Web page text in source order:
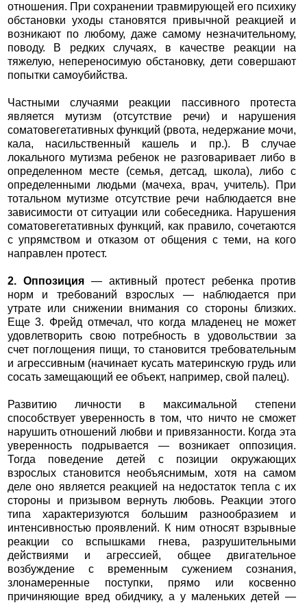
отношения. При сохранении травмирующей его психику
обстановки уходы становятся привычной реакцией и
возникают по любому, даже самому незначительному,
поводу. В редких случаях, в качестве реакции на
тяжелую, непереносимую обстановку, дети совершают
попытки самоубийства.
Частными случаями реакции пассивного протеста
является мутизм (отсутствие речи) и нарушения
соматовегетативных функций (рвота, недержание мочи,
кала, насильственный кашель и пр.). В случае
локального мутизма ребенок не разговаривает либо в
определенном месте (семья, детсад, школа), либо с
определенными людьми (мачеха, врач, учитель). При
тотальном мутизме отсутствие речи наблюдается вне
зависимости от ситуации или собеседника. Нарушения
соматовегетативных функций, как правило, сочетаются
с упрямством и отказом от общения с теми, на кого
направлен протест.
2. Оппозиция— активный протест ребенка против
норм и требований взрослых — наблюдается при
утрате или снижении внимания со стороны близких.
Еще 3. Фрейд отмечал, что когда младенец не может
удовлетворить свою потребность в удовольствии за
счет поглощения пищи, то становится требовательным
и агрессивным (начинает кусать материнскую грудь или
сосать замещающий ее объект, например, свой палец).
Развитию личности в максимальной степени
способствует уверенность в том, что ничто не сможет
нарушить отношений любви и привязанности. Когда эта
уверенность подрывается — возникает оппозиция.
Тогда поведение детей с позиции окружающих
взрослых становится необъяснимым, хотя на самом
деле оно является реакцией на недостаток тепла с их
стороны и призывом вернуть любовь. Реакции этого
типа характеризуются большим разнообразием и
интенсивностью проявлений. К ним относят взрывные
реакции со вспышками гнева, разрушительными
действиями и агрессией, общее двигательное
возбуждение с временным сужением сознания,
злонамеренные поступки, прямо или косвенно
причиняющие вред обидчику, а у маленьких детей —